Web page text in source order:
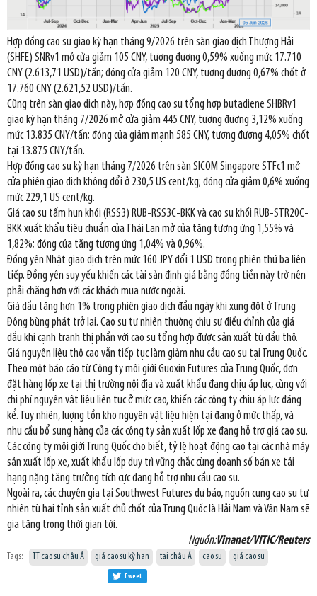
Hợp đồng cao su giao kỳ hạn tháng 9/2026 trên sàn giao dịch Thượng Hải
(SHFE) SNRv1 mở cửa giảm 105 CNY, tương đương 0,59% xuống mức 17.710
CNY (2.613,71 USD)/tấn; đóng cửa giảm 120 CNY, tương đương 0,67% chốt ở
17.760 CNY (2.621,52 USD)/tấn.
Cũng trên sàn giao dịch này, hợp đồng cao su tổng hợp butadiene SHBRv1
giao kỳ hạn tháng 7/2026 mở cửa giảm 445 CNY, tương đương 3,12% xuống
mức 13.835 CNY/tấn; đóng cửa giảm mạnh 585 CNY, tương đương 4,05% chốt
tại 13.875 CNY/tấn.
Hợp đồng cao su kỳ hạn tháng 7/2026 trên sàn SICOM Singapore STFc1 mở
cửa phiên giao dịch không đổi ở 230,5 US cent/kg; đóng cửa giảm 0,6% xuống
mức 229,1 US cent/kg.
Giá cao su tấm hun khói (RSS3) RUB-RSS3C-BKK và cao su khối RUB-STR20C-
BKK xuất khẩu tiêu chuẩn của Thái Lan mở cửa tăng tương ứng 1,55% và
1,82%; đóng cửa tăng tương ứng 1,04% và 0,96%.
Đồng yên Nhật giao dịch trên mức 160 JPY đổi 1 USD trong phiên thứ ba liên
tiếp. Đồng yên suy yếu khiến các tài sản định giá bằng đồng tiền này trở nên
phải chăng hơn với các khách mua nước ngoài.
Giá dầu tăng hơn 1% trong phiên giao dịch đầu ngày khi xung đột ở Trung
Đông bùng phát trở lại. Cao su tự nhiên thường chịu sự điều chỉnh của giá
dầu khi cạnh tranh thị phần với cao su tổng hợp được sản xuất từ dầu thô.
Giá nguyên liệu thô cao vẫn tiếp tục làm giảm nhu cầu cao su tại Trung Quốc.
Theo một báo cáo từ Công ty môi giới Guoxin Futures của Trung Quốc, đơn
đặt hàng lốp xe tại thị trường nội địa và xuất khẩu đang chịu áp lực, cùng với
chi phí nguyên vật liệu liên tục ở mức cao, khiến các công ty chịu áp lực đáng
kể. Tuy nhiên, lượng tồn kho nguyên vật liệu hiện tại đang ở mức thấp, và
nhu cầu bổ sung hàng của các công ty sản xuất lốp xe đang hỗ trợ giá cao su.
Các công ty môi giới Trung Quốc cho biết, tỷ lệ hoạt động cao tại các nhà máy
sản xuất lốp xe, xuất khẩu lốp duy trì vững chắc cùng doanh số bán xe tải
hạng nặng tăng trưởng tích cực đang hỗ trợ nhu cầu cao su.
Ngoài ra, các chuyên gia tại Southwest Futures dự báo, nguồn cung cao su tự
nhiên từ hai tỉnh sản xuất chủ chốt của Trung Quốc là Hải Nam và Vân Nam sẽ
gia tăng trong thời gian tới.
Nguồn:Vinanet/VITIC/Reuters
Tags: TT cao su châu Á giá cao su kỳ hạn tại châu Á cao su giá cao su
Tweet